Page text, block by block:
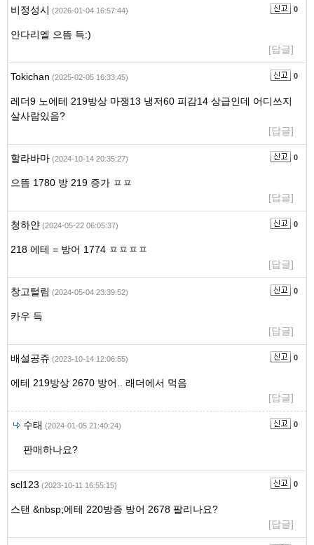
비정성시 (2026-01-04 16:57:44) 0
안다리엘 으뜸 득:)
[답글]
Tokichan (2025-02-05 16:33:45) 0
레더9 노에테 219방상 마쟁13 냉저60 피감14 상급인데 어디쓰지
살사람있음?
[답글]
할라바마 (2024-10-14 20:35:27) 0
으뜸 1780 방 219 증가 ㅍㅍ
[답글]
청하얀 (2024-05-22 06:05:37) 0
218 에테 = 방어 1774 ㅍㅍㅍㅍ
[답글]
창고털림 (2024-05-04 23:39:52) 0
카우 득
[답글]
배설공쥬 (2023-10-14 12:06:55) 0
에테 219방상 2670 방어.. 래더에서 먹음
[답글]
수태 (2024-01-05 21:40:24) 0
판매하나요?
scl123 (2023-10-11 16:55:15) 0
스탠 &nbsp;에테 220방증 방어 2678 팔리나요?
[답글]